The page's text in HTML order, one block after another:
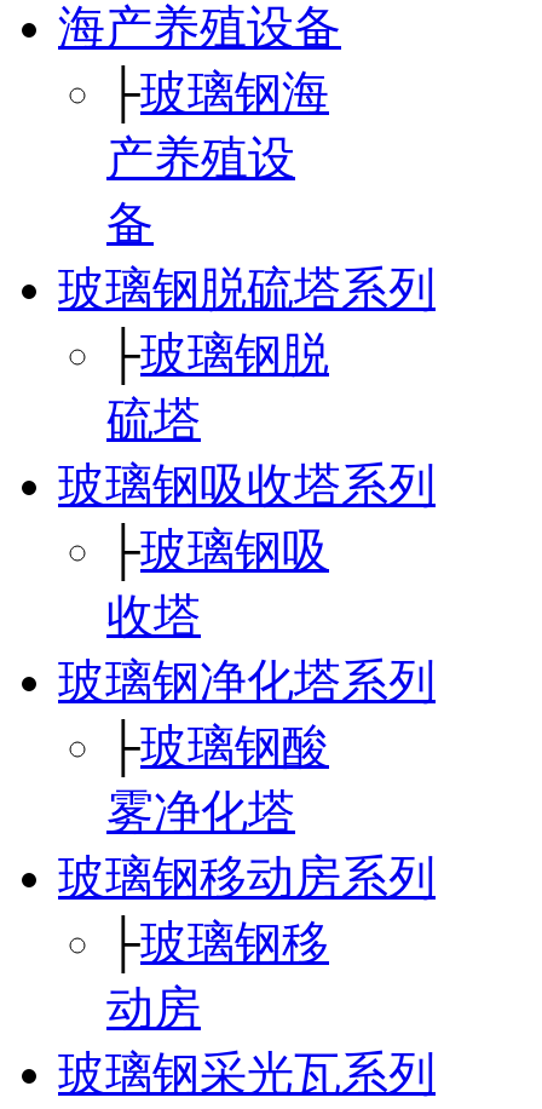
海产养殖设备
├玻璃钢海
产养殖设
备
玻璃钢脱硫塔系列
├玻璃钢脱
硫塔
玻璃钢吸收塔系列
├玻璃钢吸
收塔
玻璃钢净化塔系列
├玻璃钢酸
雾净化塔
玻璃钢移动房系列
├玻璃钢移
动房
玻璃钢采光瓦系列